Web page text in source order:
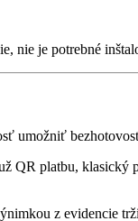
nie je potrebné
umožniť
QR platbu, klasický
z evidencie